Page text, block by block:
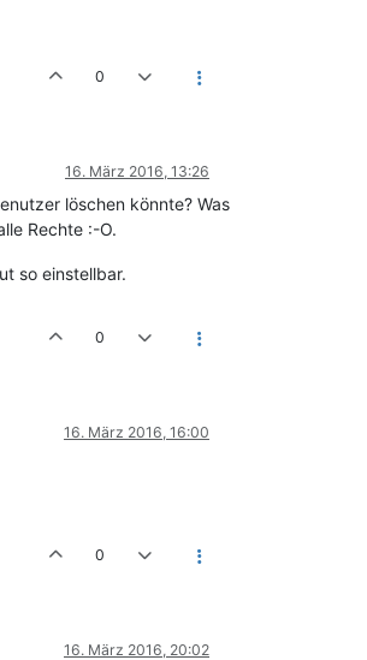
0
16. März 2016, 13:26
löschen könnte? Was
Rechte :-O.
so einstellbar.
0
16. März 2016, 16:00
0
16. März 2016, 20:02